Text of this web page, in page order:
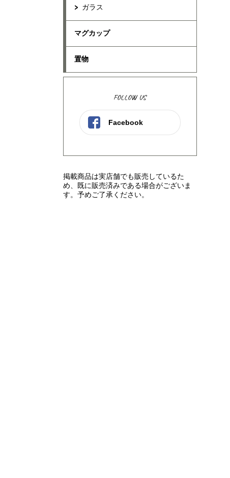
ガラス
マグカップ
置物
FOLLOW US
Facebook
掲載商品は実店舗でも販売しているた
め、既に販売済みである場合がございま
す。予めご了承ください。